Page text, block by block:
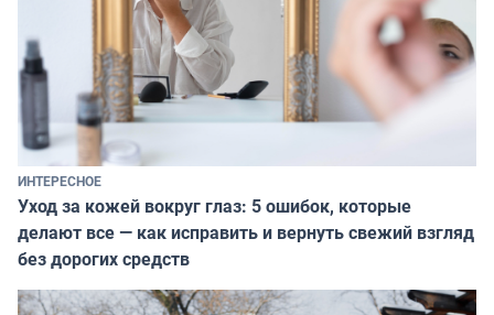
ИНТЕРЕСНОЕ
Уход за кожей вокруг глаз: 5 ошибок, которые
делают все — как исправить и вернуть свежий взгляд
без дорогих средств